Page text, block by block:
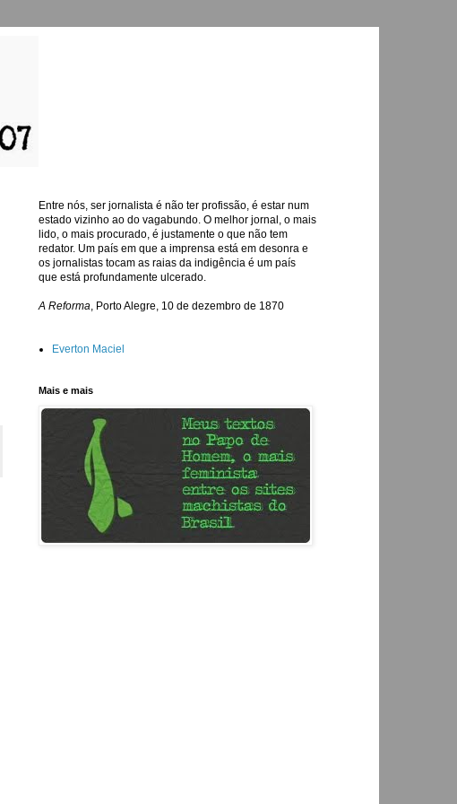
Entre nós, ser jornalista é não ter profissão, é estar num
estado vizinho ao do vagabundo. O melhor jornal, o mais
lido, o mais procurado, é justamente o que não tem
redator. Um país em que a imprensa está em desonra e
os jornalistas tocam as raias da indigência é um país
que está profundamente ulcerado.
A Reforma, Porto Alegre, 10 de dezembro de 1870
Everton Maciel
Mais e mais